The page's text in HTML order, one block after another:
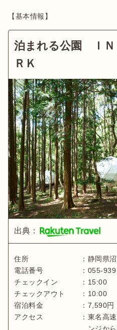
【基本情報】
泊まれる公園 Ｉ
ＲＫ
出典：
住所 ： 静岡県
電話番号
： 055-
チェックイン
： 15:00
チェックアウト
： 10:00
宿泊料金
： 7,590円
アクセス
： 東名高
ンジか